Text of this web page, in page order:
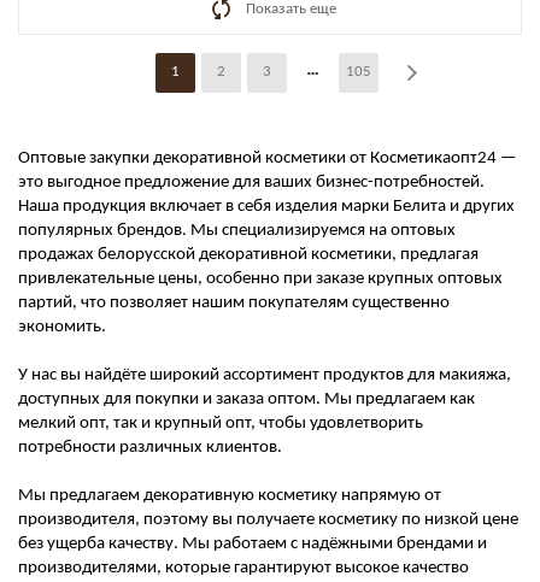
Показать еще
1 2 3 105
Оптовые закупки декоративной косметики от Косметикаопт24 —
это выгодное предложение для ваших бизнес-потребностей.
Наша продукция включает в себя изделия марки Белита и других
популярных брендов. Мы специализируемся на оптовых
продажах белорусской декоративной косметики, предлагая
привлекательные цены, особенно при заказе крупных оптовых
партий, что позволяет нашим покупателям существенно
экономить.
У нас вы найдёте широкий ассортимент продуктов для макияжа,
доступных для покупки и заказа оптом. Мы предлагаем как
мелкий опт, так и крупный опт, чтобы удовлетворить
потребности различных клиентов.
Мы предлагаем декоративную косметику напрямую от
производителя, поэтому вы получаете косметику по низкой цене
без ущерба качеству. Мы работаем с надёжными брендами и
производителями, которые гарантируют высокое качество